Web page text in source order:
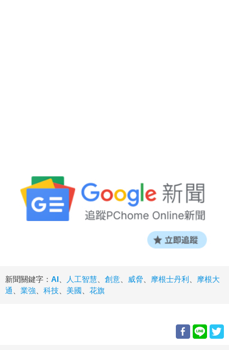
新聞關鍵字： AI 人工智慧 創意 威脅 摩根士丹利
摩根大
通
業強 科技 美國 花旗